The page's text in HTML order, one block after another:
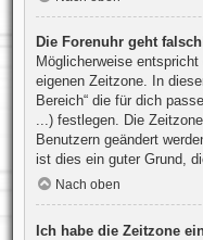
Die Forenuhr geht
Möglicherweise
eigenen Zeitzone. In
Bereich“ die für dich
...) festlegen. Die
Benutzern geändert
ist dies ein guter Grund,
Nach oben
Ich habe die Zeitzone